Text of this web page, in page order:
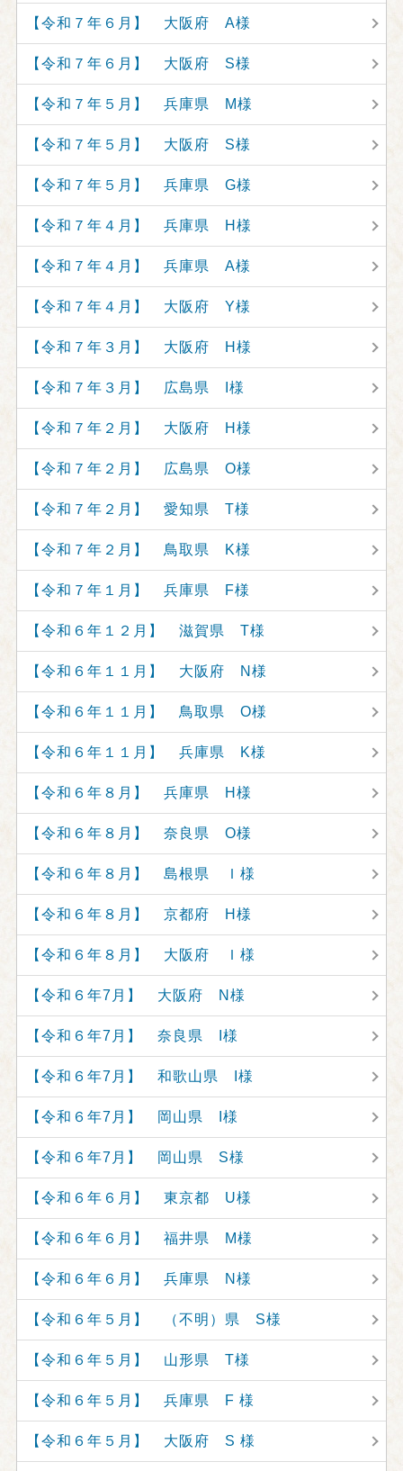
【令和７年６月】 大阪府 A様
【令和７年６月】 大阪府 S様
【令和７年５月】 兵庫県 M様
【令和７年５月】 大阪府 S様
【令和７年５月】 兵庫県 G様
【令和７年４月】 兵庫県 H様
【令和７年４月】 兵庫県 A様
【令和７年４月】 大阪府 Y様
【令和７年３月】 大阪府 H様
【令和７年３月】 広島県 I様
【令和７年２月】 大阪府 H様
【令和７年２月】 広島県 O様
【令和７年２月】 愛知県 T様
【令和７年２月】 鳥取県 K様
【令和７年１月】 兵庫県 F様
【令和６年１２月】 滋賀県 T様
【令和６年１１月】 大阪府 N様
【令和６年１１月】 鳥取県 O様
【令和６年１１月】 兵庫県 K様
【令和６年８月】 兵庫県 H様
【令和６年８月】 奈良県 O様
【令和６年８月】 島根県 Ｉ様
【令和６年８月】 京都府 H様
【令和６年８月】 大阪府 Ｉ様
【令和６年7月】 大阪府 N様
【令和６年7月】 奈良県 I様
【令和６年7月】 和歌山県 I様
【令和６年7月】 岡山県 I様
【令和６年7月】 岡山県 S様
【令和６年６月】 東京都 U様
【令和６年６月】 福井県 M様
【令和６年６月】 兵庫県 N様
【令和６年５月】 （不明）県 S様
【令和６年５月】 山形県 T様
【令和６年５月】 兵庫県 F 様
【令和６年５月】 大阪府 S 様